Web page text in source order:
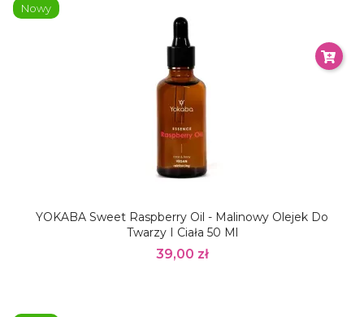
YOKABA Sweet Raspberry Oil - Malinowy Olejek Do
Twarzy I Ciała 50 Ml
39,00 zł
Nowy